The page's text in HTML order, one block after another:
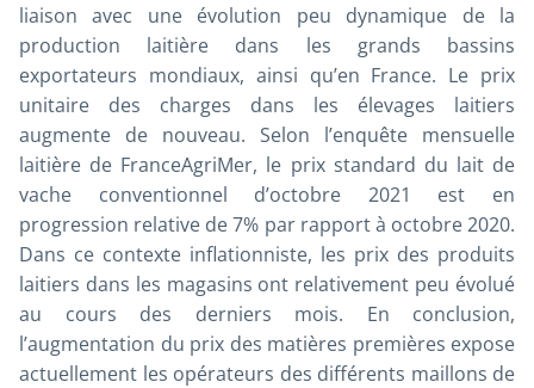
liaison avec une évolution peu dynamique de la
production laitière dans les grands bassins
exportateurs mondiaux, ainsi qu’en France. Le prix
unitaire des charges dans les élevages laitiers
augmente de nouveau. Selon l’enquête mensuelle
laitière de FranceAgriMer, le prix standard du lait de
vache conventionnel d’octobre 2021 est en
progression relative de 7% par rapport à octobre 2020.
Dans ce contexte inflationniste, les prix des produits
laitiers dans les magasins ont relativement peu évolué
au cours des derniers mois. En conclusion,
l’augmentation du prix des matières premières expose
actuellement les opérateurs des différents maillons de